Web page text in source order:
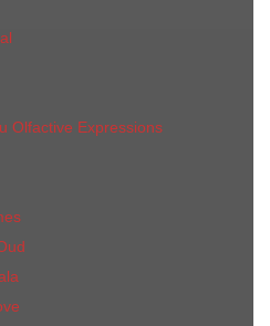
Expressions